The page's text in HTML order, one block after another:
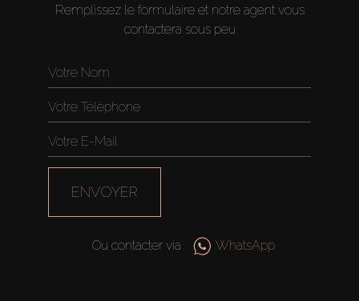
Remplissez le formulaire et notre agent vous
contactera sous peu
ENVOYER
Ou contacter via WhatsApp